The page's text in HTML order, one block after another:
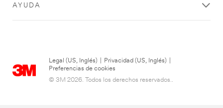
AYUDA
Legal (US, Inglés) Privacidad (US, Inglés)
Preferencias de cookies
© 3M 2026. Todos los derechos reservados..